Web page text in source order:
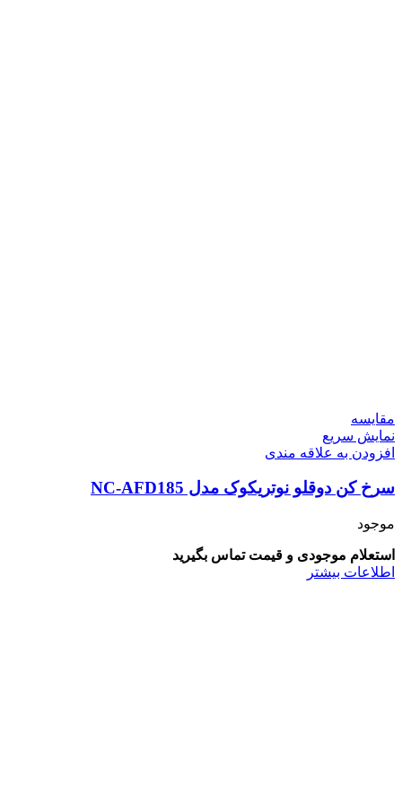
مقايسه
نمایش سریع
افزودن به علاقه مندی
سرخ کن دوقلو نوتریکوک مدل NC-AFD185
موجود
استعلام موجودی و قیمت تماس بگیرید
اطلاعات بیشتر